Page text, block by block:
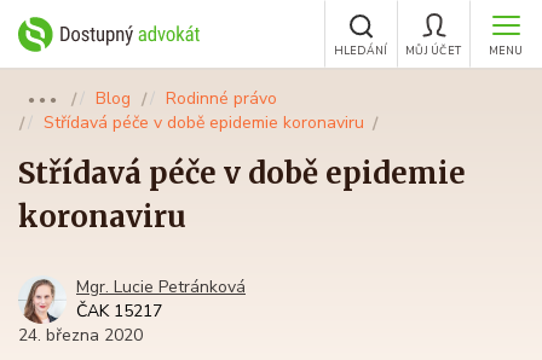
MENU
MŮJ ÚČET
HLEDÁNÍ
●●● Blog
Rodinné právo
Střídavá péče v době epidemie koronaviru
Střídavá péče v době epidemie
koronaviru
Mgr. Lucie Petránková
ČAK 15217
24. března 2020